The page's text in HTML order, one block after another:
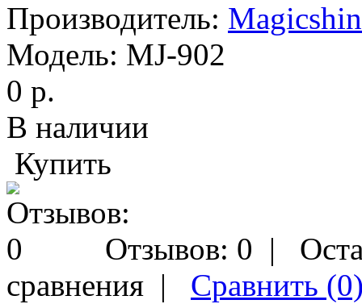
Производитель:
Модель: MJ-902
0 р.
В наличии
Купить
Отзывов: 0 |
сравнения | Сравнить